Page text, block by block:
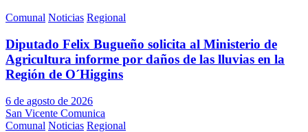
Comunal Noticias Regional
Diputado Felix Bugueño solicita al Ministerio de
Agricultura informe por daños de las lluvias en la
Región de O´Higgins
6 de agosto de 2026
San Vicente Comunica
Comunal Noticias Regional